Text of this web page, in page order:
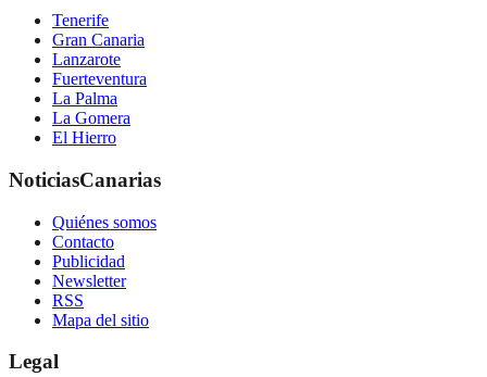
Tenerife
Gran Canaria
Lanzarote
Fuerteventura
La Palma
La Gomera
El Hierro
NoticiasCanarias
Quiénes somos
Contacto
Publicidad
Newsletter
RSS
Mapa del sitio
Legal